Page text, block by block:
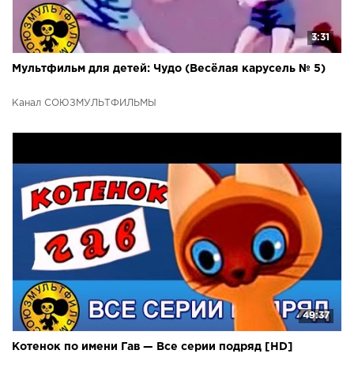
3:31
Мультфильм для детей: Чудо (Весёлая карусель № 5)
Канал СОЮЗМУЛЬТФИЛЬМЫ
49:37
Котенок по имени Гав — Все серии подряд [HD]